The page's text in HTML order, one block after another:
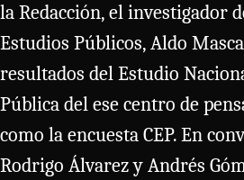
la Redacción, el investigador
Estudios Públicos, Aldo
resultados del Estudio
Pública del ese centro de
como la encuesta CEP. En
Rodrigo Álvarez y Andrés